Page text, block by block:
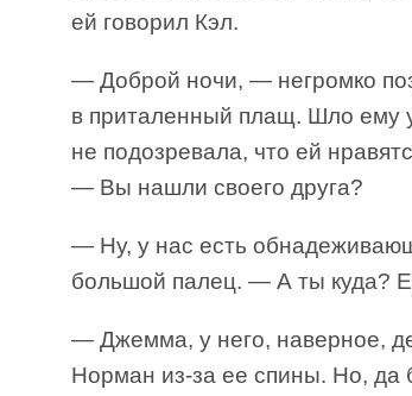
ей говорил Кэл.
— Доброй ночи, — негромко
в приталенный плащ. Шло ему
не подозревала, что ей
— Вы нашли своего друга?
— Ну, у нас есть
большой палец. — А ты куда?
— Джемма, у него, наверное,
Норман из-за ее спины. Но, да